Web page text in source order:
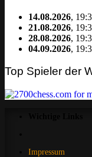
14.08.2026,
21.08.2026,
28.08.2026,
04.09.2026,
Top Spieler der
Impressum